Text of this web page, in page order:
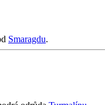
Smaragdu.